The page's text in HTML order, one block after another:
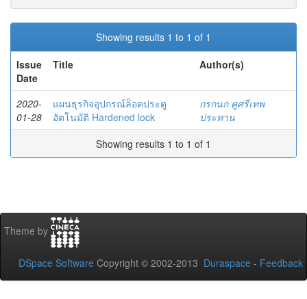
Showing results 1 to 1 of 1
Issue
Date
Title Author(s)
2020-
01-28
แผนธุรกิจอุปกรณ์ล็อคประตู
อัตโนมัติ Hardened lock
กรกนก คูศรีเทพ
ประทาน
Showing results 1 to 1 of 1
Theme by
DSpace Software Copyright © 2002-2013 Duraspace - Feedback